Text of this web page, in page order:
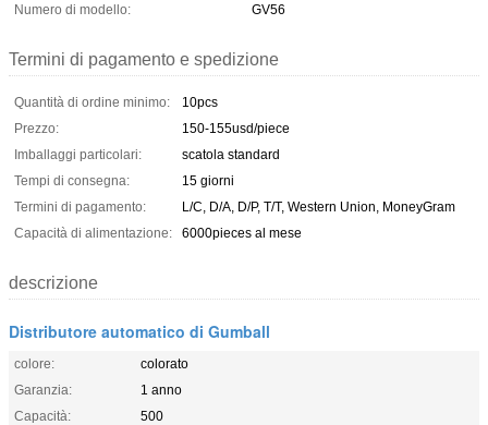
Numero di modello:
GV56
Termini di pagamento e spedizione
Quantità di ordine minimo:
10pcs
Prezzo:
150-155usd/piece
Imballaggi particolari:
scatola standard
Tempi di consegna:
15 giorni
Termini di pagamento:
L/C, D/A, D/P, T/T, Western Union, MoneyGram
Capacità di alimentazione:
6000pieces al mese
descrizione
Distributore automatico di Gumball
colore:
colorato
Garanzia:
1 anno
Capacità:
500